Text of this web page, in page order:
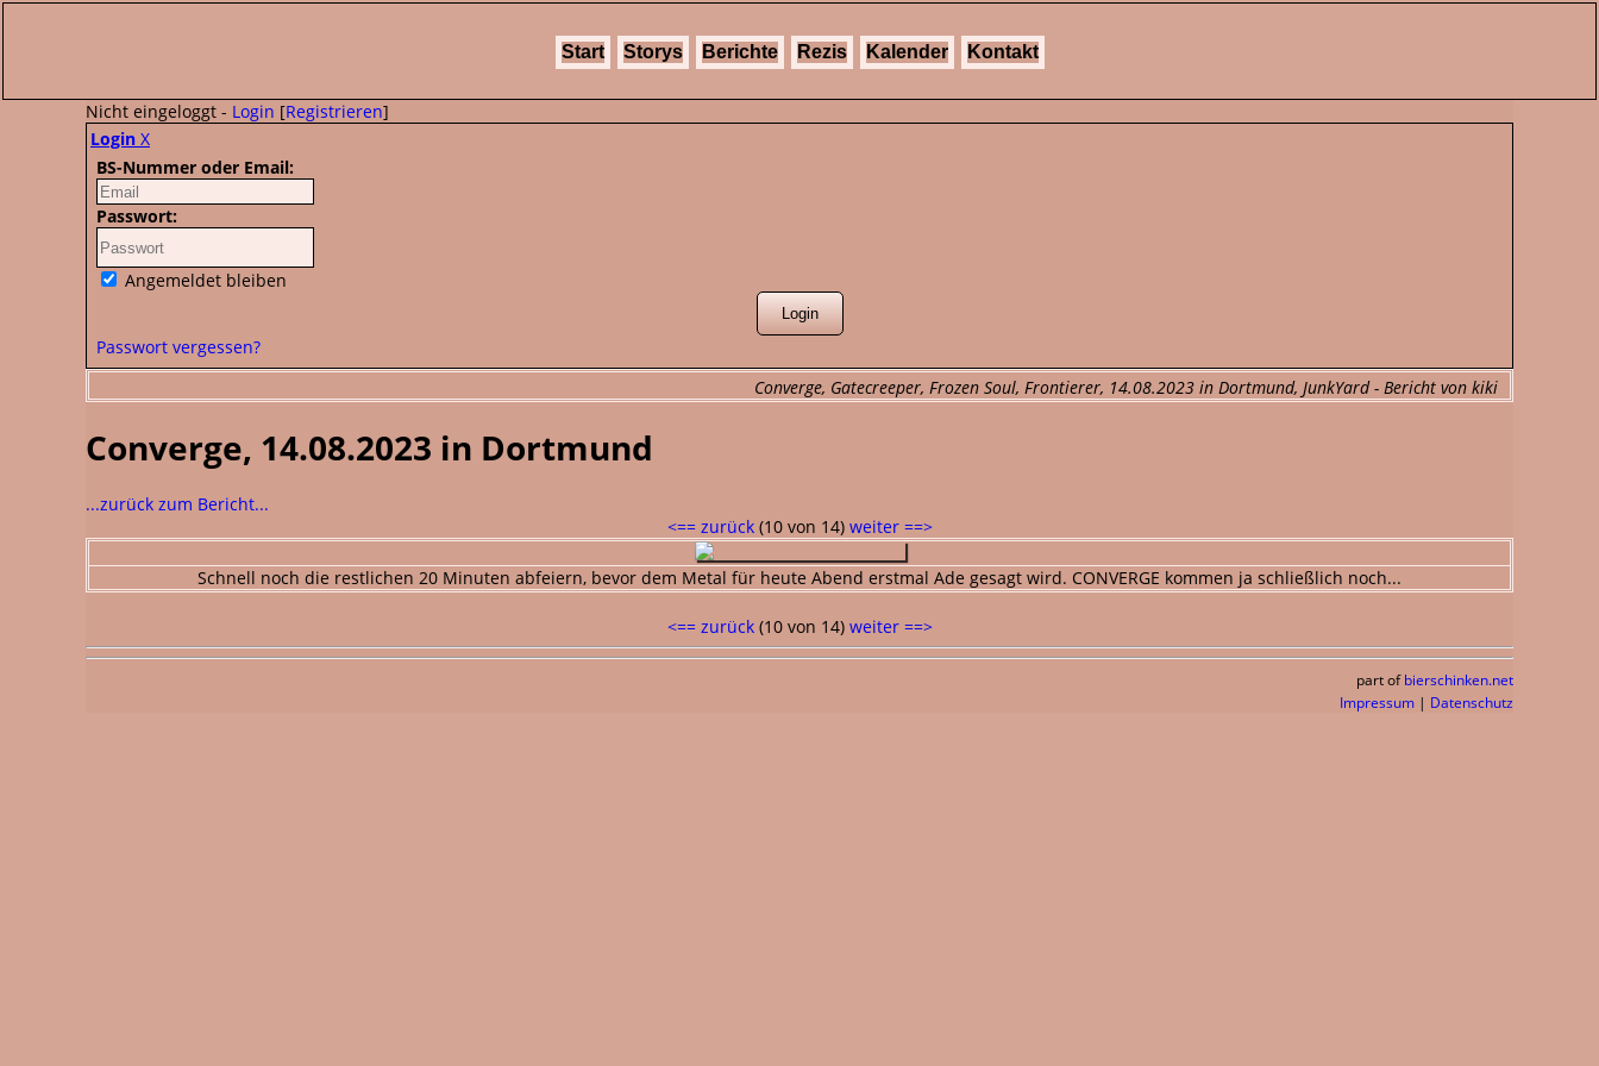
Start Storys Berichte Rezis Kalender Kontakt
Nicht eingeloggt - Login [Registrieren]
Login X
BS-Nummer oder Email:
Passwort:
Angemeldet bleiben
Passwort vergessen?
Converge, Gatecreeper, Frozen Soul, Frontierer, 14.08.2023 in Dortmund, JunkYard - Bericht von kiki
Converge, 14.08.2023 in Dortmund
...zurück zum Bericht...
<== zurück(10 von 14) weiter ==>
Schnell noch die restlichen 20 Minuten abfeiern, bevor dem Metal für heute Abend erstmal Ade gesagt wird. CONVERGE kommen ja schließlich noch...
<== zurück(10 von 14) weiter ==>
part of bierschinken.net
Impressum | Datenschutz